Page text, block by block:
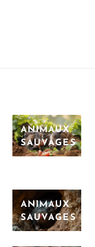
ANIMAUX
SAUVAGES
ANIMAUX
SAUVAGES